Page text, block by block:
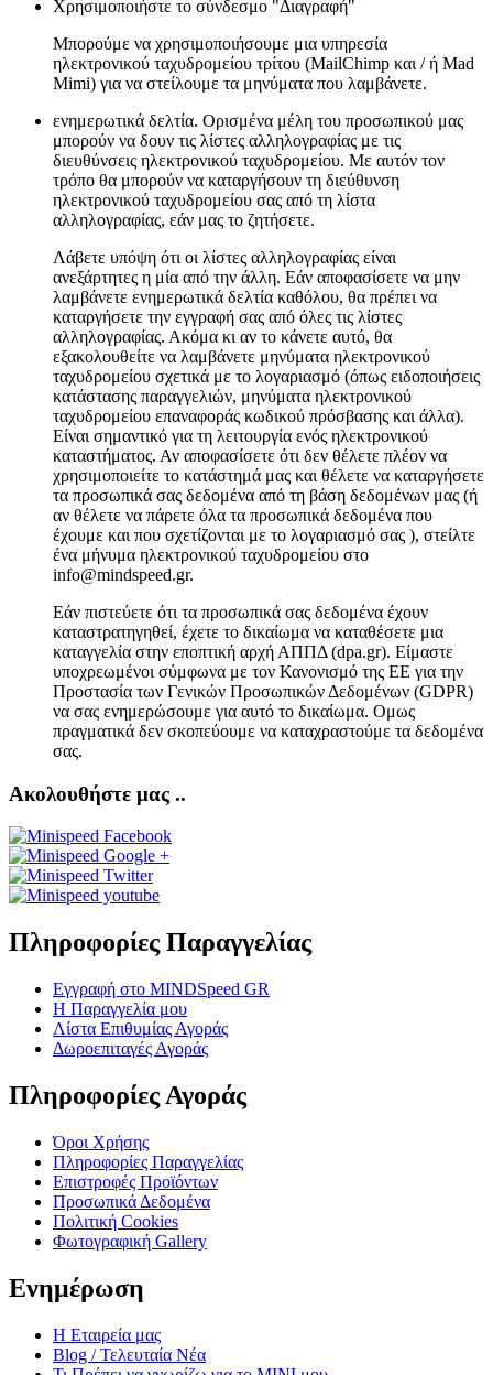
Χρησιμοποιήστε το σύνδεσμο "Διαγραφή"
Μπορούμε να χρησιμοποιήσουμε μια υπηρεσία
ηλεκτρονικού ταχυδρομείου τρίτου (MailChimp και / ή Mad
Mimi) για να στείλουμε τα μηνύματα που λαμβάνετε.
ενημερωτικά δελτία. Ορισμένα μέλη του προσωπικού μας
μπορούν να δουν τις λίστες αλληλογραφίας με τις
διευθύνσεις ηλεκτρονικού ταχυδρομείου. Με αυτόν τον
τρόπο θα μπορούν να καταργήσουν τη διεύθυνση
ηλεκτρονικού ταχυδρομείου σας από τη λίστα
αλληλογραφίας, εάν μας το ζητήσετε.
Λάβετε υπόψη ότι οι λίστες αλληλογραφίας είναι
ανεξάρτητες η μία από την άλλη. Εάν αποφασίσετε να μην
λαμβάνετε ενημερωτικά δελτία καθόλου, θα πρέπει να
καταργήσετε την εγγραφή σας από όλες τις λίστες
αλληλογραφίας. Ακόμα κι αν το κάνετε αυτό, θα
εξακολουθείτε να λαμβάνετε μηνύματα ηλεκτρονικού
ταχυδρομείου σχετικά με το λογαριασμό (όπως ειδοποιήσεις
κατάστασης παραγγελιών, μηνύματα ηλεκτρονικού
ταχυδρομείου επαναφοράς κωδικού πρόσβασης και άλλα).
Είναι σημαντικό για τη λειτουργία ενός ηλεκτρονικού
καταστήματος. Αν αποφασίσετε ότι δεν θέλετε πλέον να
χρησιμοποιείτε το κατάστημά μας και θέλετε να καταργήσετε
τα προσωπικά σας δεδομένα από τη βάση δεδομένων μας (ή
αν θέλετε να πάρετε όλα τα προσωπικά δεδομένα που
έχουμε και που σχετίζονται με το λογαριασμό σας ), στείλτε
ένα μήνυμα ηλεκτρονικού ταχυδρομείου στο
info@mindspeed.gr.
Εάν πιστεύετε ότι τα προσωπικά σας δεδομένα έχουν
καταστρατηγηθεί, έχετε το δικαίωμα να καταθέσετε μια
καταγγελία στην εποπτική αρχή ΑΠΠΔ (dpa.gr). Είμαστε
υποχρεωμένοι σύμφωνα με τον Κανονισμό της ΕΕ για την
Προστασία των Γενικών Προσωπικών Δεδομένων (GDPR)
να σας ενημερώσουμε για αυτό το δικαίωμα. Ομως
πραγματικά δεν σκοπεύουμε να καταχραστούμε τα δεδομένα
σας.
Ακολουθήστε μας ..
Πληροφορίες Παραγγελίας
Εγγραφή στο MINDSpeed GR
Η Παραγγελία μου
Λίστα Επιθυμίας Αγοράς
Δωροεπιταγές Αγοράς
Πληροφορίες Αγοράς
Όροι Χρήσης
Πληροφορίες Παραγγελίας
Επιστροφές Προϊόντων
Προσωπικά Δεδομένα
Πολιτική Cookies
Φωτογραφική Gallery
Ενημέρωση
Η Εταιρεία μας
Blog / Τελευταία Νέα